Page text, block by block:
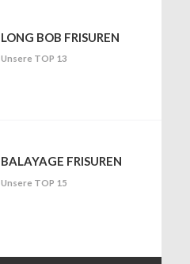
LONG BOB FRISUREN
Unsere TOP 13
BALAYAGE FRISUREN
Unsere TOP 15